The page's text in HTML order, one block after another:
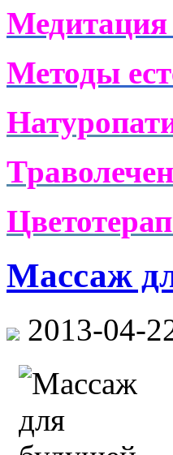
Медитация
Методы
Массаж
2013-04-